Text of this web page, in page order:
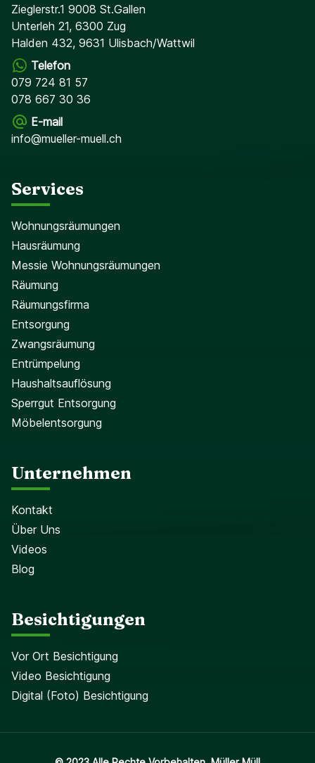
Zieglerstr.1 9008 St.Gallen
Unterleh 21, 6300 Zug
Halden 432, 9631 Ulisbach/Wattwil
Telefon
079 724 81 57
078 667 30 36
E-mail
info@mueller-muell.ch
Services
Wohnungsräumungen
Hausräumung
Messie Wohnungsräumungen
Räumung
Räumungsfirma
Entsorgung
Zwangsräumung
Entrümpelung
Haushaltsauflösung
Sperrgut Entsorgung
Möbelentsorgung
Unternehmen
Kontakt
Über Uns
Videos
Blog
Besichtigungen
Vor Ort Besichtigung
Video Besichtigung
Digital (Foto) Besichtigung